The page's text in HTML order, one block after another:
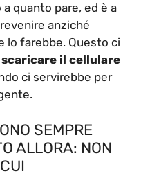
quanto pare, ed è a
anziché
lo farebbe. Questo ci
il cellulare
ci servirebbe per
SEMPRE
ALLORA: NON